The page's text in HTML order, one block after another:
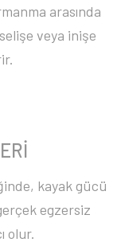
arasında
veya inişe
kayak gücü
egzersiz
olur.